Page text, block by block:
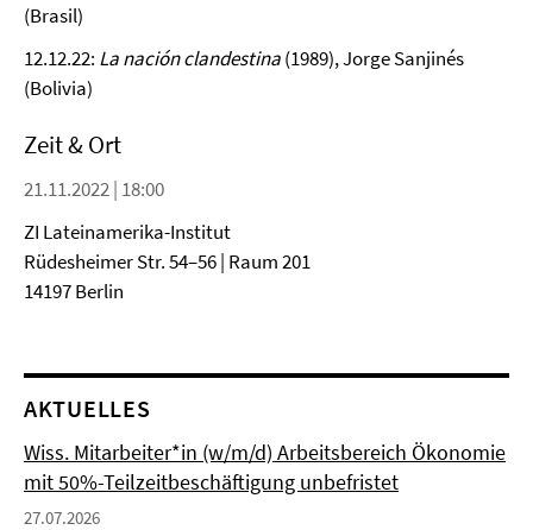
(Brasil)
12.12.22: La nación clandestina(1989), Jorge Sanjinés
(Bolivia)
Zeit & Ort
21.11.2022 | 18:00
ZI Lateinamerika-Institut
Rüdesheimer Str. 54–56 | Raum 201
14197 Berlin
AKTUELLES
Wiss. Mitarbeiter*in (w/m/d) Arbeitsbereich Ökonomie
mit 50%-Teilzeitbeschäftigung unbefristet
27.07.2026